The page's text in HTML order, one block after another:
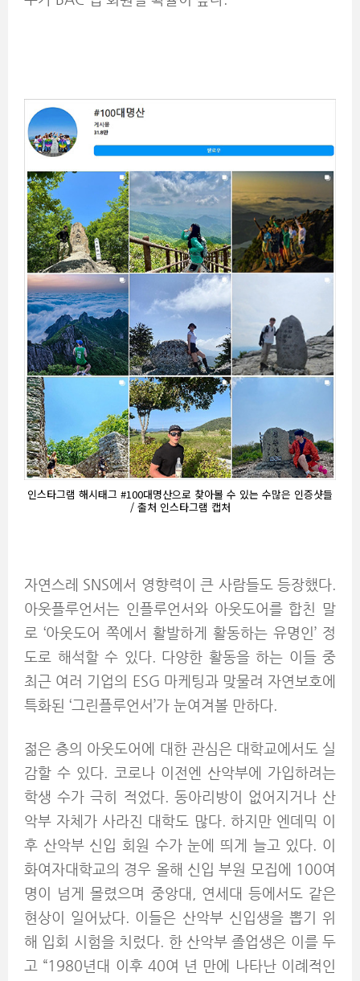
인스타그램 해시태그 #100대명산으로 찾아볼 수 있는 수많은 인증샷들
/ 출처 인스타그램 캡처
자연스레 SNS에서 영향력이 큰 사람들도 등장했다.
아웃플루언서는 인플루언서와 아웃도어를 합친 말
로 ‘아웃도어 쪽에서 활발하게 활동하는 유명인’ 정
도로 해석할 수 있다. 다양한 활동을 하는 이들 중
최근 여러 기업의 ESG 마케팅과 맞물려 자연보호에
특화된 ‘그린플루언서’가 눈여겨볼 만하다.
젊은 층의 아웃도어에 대한 관심은 대학교에서도 실
감할 수 있다. 코로나 이전엔 산악부에 가입하려는
학생 수가 극히 적었다. 동아리방이 없어지거나 산
악부 자체가 사라진 대학도 많다. 하지만 엔데믹 이
후 산악부 신입 회원 수가 눈에 띄게 늘고 있다. 이
화여자대학교의 경우 올해 신입 부원 모집에 100여
명이 넘게 몰렸으며 중앙대, 연세대 등에서도 같은
현상이 일어났다. 이들은 산악부 신입생을 뽑기 위
해 입회 시험을 치렀다. 한 산악부 졸업생은 이를 두
고 “1980년대 이후 40여 년 만에 나타난 이례적인